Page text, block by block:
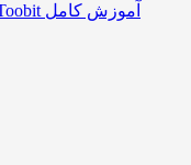
آموزش کامل